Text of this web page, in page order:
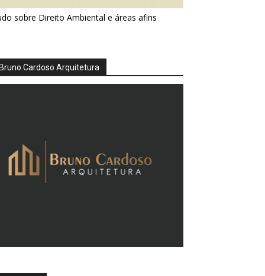
sobre Direito Ambiental e áreas afins
Cardoso Arquitetura